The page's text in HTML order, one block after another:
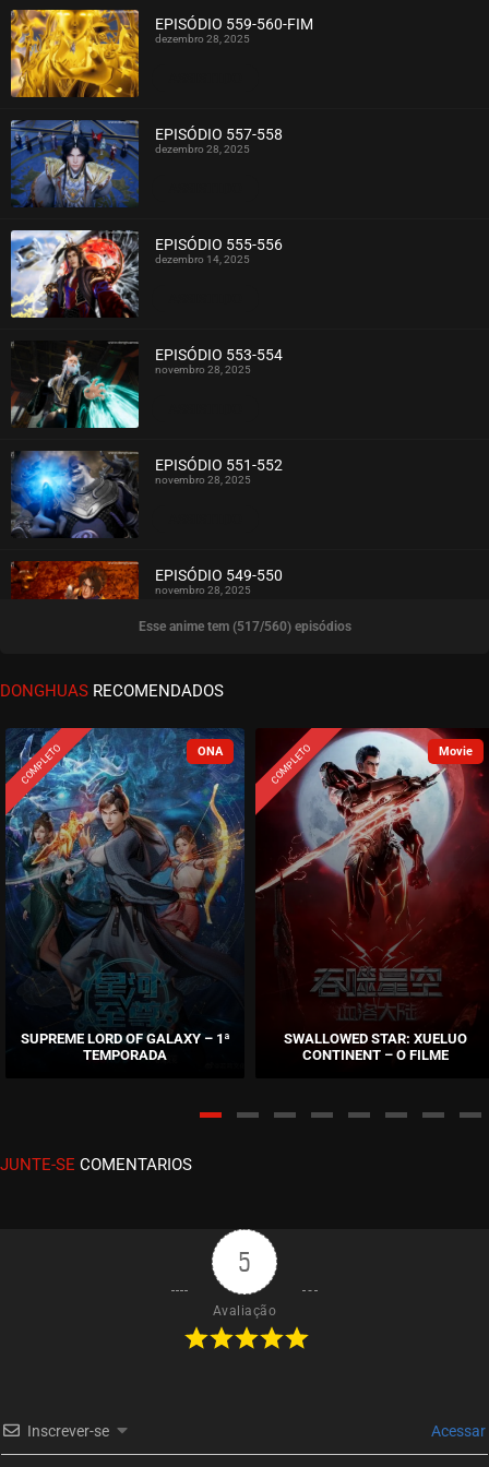
EPISÓDIO 559-560-FIM
dezembro 28, 2025
EPISÓDIO 557-558
dezembro 28, 2025
EPISÓDIO 555-556
dezembro 14, 2025
EPISÓDIO 553-554
novembro 28, 2025
EPISÓDIO 551-552
novembro 28, 2025
ASSISTIDO
EPISÓDIO 549-550
novembro 28, 2025
ASSISTIDO
EPISÓDIO 547-548
ASSISTIDO
EPISÓDIO 545-546
novembro 28, 2025
EPISÓDIO 543-544
novembro 16, 2025
EPISÓDIO 541-542
novembro 10, 2025
ASSISTIDO
EPISÓDIO 537-538
outubro 17, 2025
EPISÓDIO 535-536
EPISÓDIO 533-534
Esse anime tem (517/560) episódios
DONGHUAS RECOMENDADOS
COMPLETO
SUPREME LORD OF GALAXY – 1ª
TEMPORADA
COMPLETO
SWALLOWED STAR: XUELUO
CONTINENT – O FILME
JUNTE-SE COMENTARIOS
5
Avaliação
Inscrever-se Acessar